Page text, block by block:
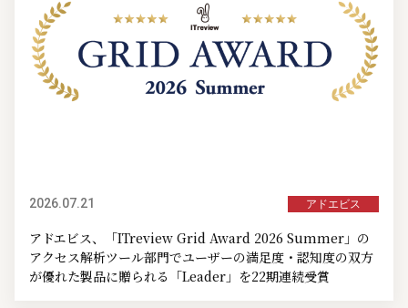
2026.07.21 アドエビス
アドエビス、「ITreview Grid Award 2026 Summer」の
アクセス解析ツール部門でユーザーの満足度・認知度の双方
が優れた製品に贈られる「Leader」を22期連続受賞